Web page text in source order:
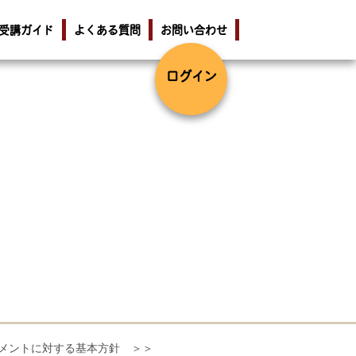
講ガイド よくある質問 お問い合わせ
ログイン
ントに対する基本方針 ＞＞